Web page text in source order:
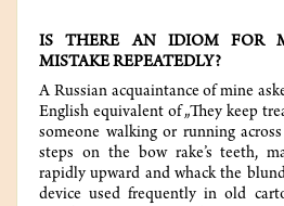
IS THERE AN IDIOM FOR
MISTAKE REPEATEDLY?
A Russian acquaintance of mine
English equivalent of „They keep
someone walking or running
steps on the bow rake’s teeth,
rapidly upward and whack the
device used frequently in old